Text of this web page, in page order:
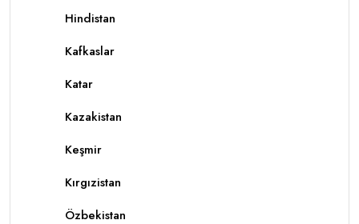
Hindistan
Kafkaslar
Katar
Kazakistan
Keşmir
Kırgızistan
Özbekistan